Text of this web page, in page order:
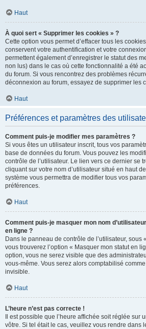
Haut
À quoi sert « Supprimer les cookies » ?
Cette option vous permet d’effacer tous les
conservent votre authentification et votre
permettent également d’enregistrer le statut des
non lus) dans le cas où cette fonctionnalité a été
du forum. Si vous rencontrez des problèmes
déconnexion au forum, essayez de supprimer les
Haut
Préférences et paramètres des
Comment puis-je modifier mes paramètres ?
Si vous êtes un utilisateur inscrit, tous vos
base de données du forum. Vous pouvez les
contrôle de l’utilisateur. Le lien vers ce dernier se
cliquant sur votre nom d’utilisateur situé en haut
système vous permettra de modifier tous vos
préférences.
Haut
Comment puis-je masquer mon nom
en ligne ?
Dans le panneau de contrôle de l’utilisateur, sous
vous trouverez l’option « Masquer mon statut en
option, vous ne serez visible que des
vous-même. Vous serez alors comptabilisé
invisible.
Haut
L’heure n’est pas correcte !
Il est possible que l’heure affichée soit réglée sur
vôtre. Si tel était le cas, veuillez vous rendre dans